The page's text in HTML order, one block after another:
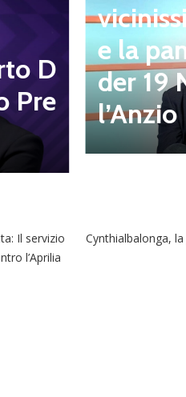
D
Pre
e la
der 19
l’Anzio
Il servizio
l’Aprilia
Cynthialbalonga,